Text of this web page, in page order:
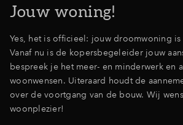
Jouw woning!
Yes, het is officieel: jouw droomwoning
Vanaf nu is de kopersbegeleider jouw
bespreek je het meer- en minderwerk en
woonwensen. Uiteraard houdt de
over de voortgang van de bouw. Wij
woonplezier!